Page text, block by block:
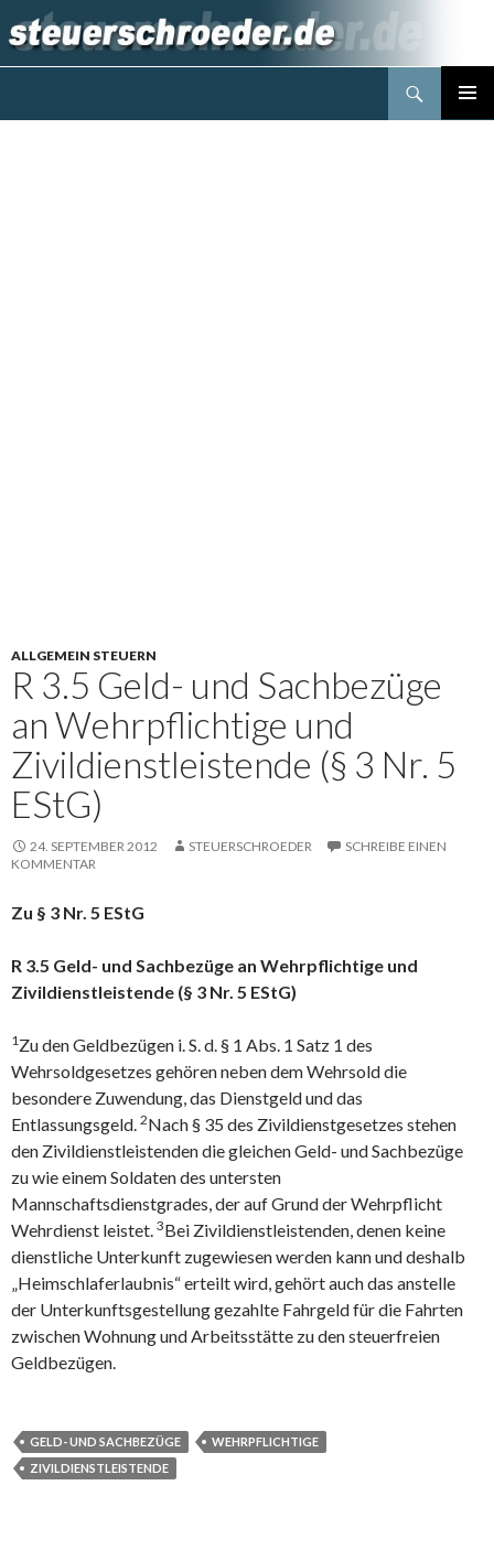
ALLGEMEIN STEUERN
R 3.5 Geld- und Sachbezüge
an Wehrpflichtige und
Zivildienstleistende (§ 3 Nr. 5
EStG)
24. SEPTEMBER 2012 STEUERSCHROEDER
SCHREIBE EINEN
KOMMENTAR
Zu § 3 Nr. 5 EStG
R 3.5 Geld- und Sachbezüge an Wehrpflichtige und
Zivildienstleistende (§ 3 Nr. 5 EStG)
1 Zu den Geldbezügen i. S. d. § 1 Abs. 1 Satz 1 des
Wehrsoldgesetzes gehören neben dem Wehrsold die
besondere Zuwendung, das Dienstgeld und das
Entlassungsgeld. 2Nach § 35 des Zivildienstgesetzes stehen
den Zivildienstleistenden die gleichen Geld- und Sachbezüge
zu wie einem Soldaten des untersten
Mannschaftsdienstgrades, der auf Grund der Wehrpflicht
Wehrdienst leistet. 3Bei Zivildienstleistenden, denen keine
dienstliche Unterkunft zugewiesen werden kann und deshalb
„Heimschlaferlaubnis“ erteilt wird, gehört auch das anstelle
der Unterkunftsgestellung gezahlte Fahrgeld für die Fahrten
zwischen Wohnung und Arbeitsstätte zu den steuerfreien
Geldbezügen.
GELD- UND SACHBEZÜGE
WEHRPFLICHTIGE
ZIVILDIENSTLEISTENDE